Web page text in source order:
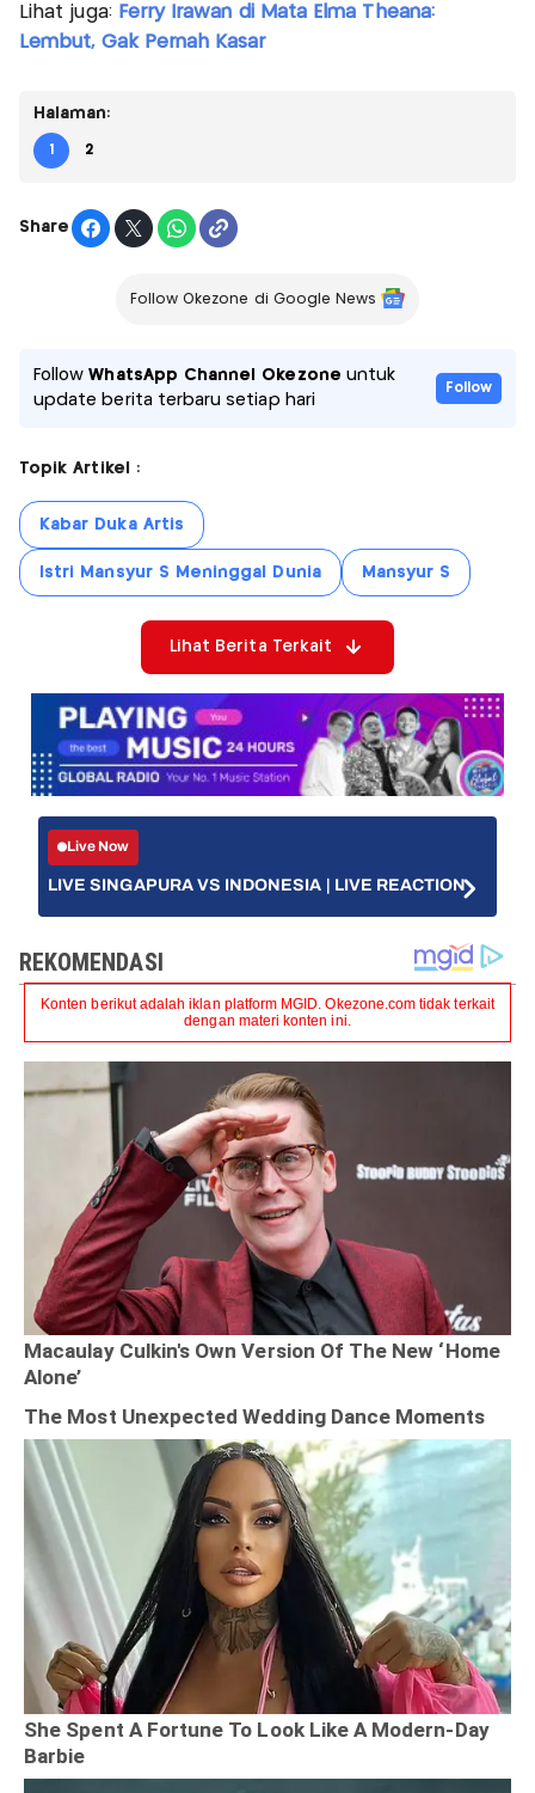
Lihat juga: Ferry Irawan di Mata Elma Theana:
Lembut, Gak Pernah Kasar
Halaman:
1 2
Share
Follow Okezone di Google News
FollowWhatsApp Channel Okezone untuk
update berita terbaru setiap hari
Follow
Topik Artikel :
Kabar Duka Artis
Istri Mansyur S Meninggal Dunia Mansyur S
Lihat Berita Terkait
Live Now
LIVE SINGAPURA VS INDONESIA | LIVE REACTION